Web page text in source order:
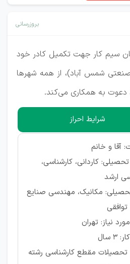
بروزرسانی
سیم کار جهت تکمیل کادر خود
شمس آباد)، از همه شهرها
دعوت به همکاری می‌کند.
شرایط احراز
آقا و خانم
کاردانی، کارشناسی،
ارشد
مکانیک، مهندسی صنایع
نیاز: تهران
سال
تحصیلات مقطع کارشناسی رشته